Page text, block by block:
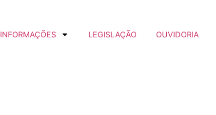
INFORMAÇÕES LEGISLAÇÃO OUVIDORIA